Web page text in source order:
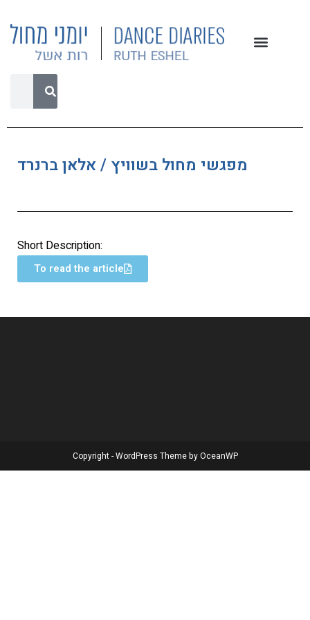
מפגשי מחול בשוויץ / אלאן ברנרד
Short Description:
To read the article
Copyright - WordPress Theme by OceanWP